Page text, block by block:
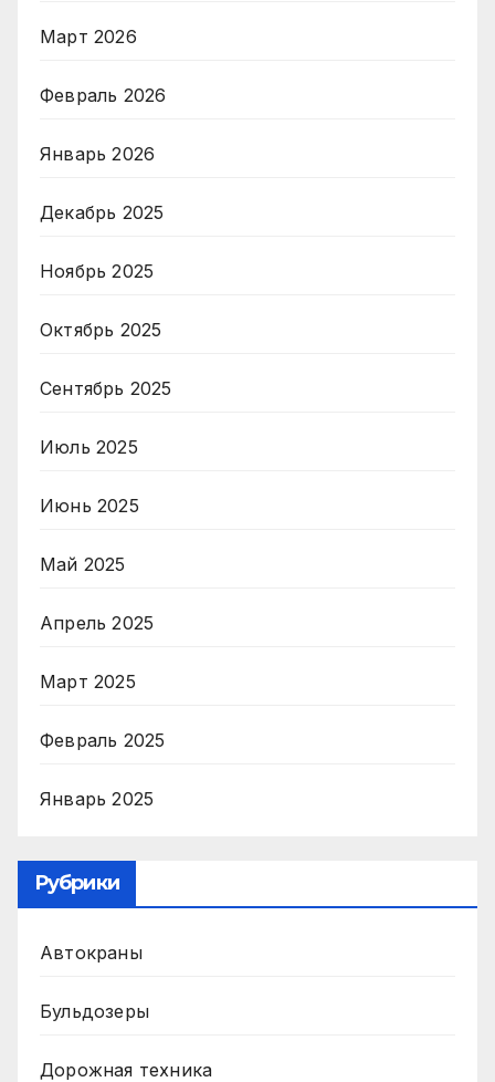
Март 2026
Февраль 2026
Январь 2026
Декабрь 2025
Ноябрь 2025
Октябрь 2025
Сентябрь 2025
Июль 2025
Июнь 2025
Май 2025
Апрель 2025
Март 2025
Февраль 2025
Январь 2025
Рубрики
Автокраны
Бульдозеры
Дорожная техника